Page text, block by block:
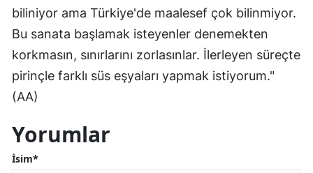
Muş
Nevşehir
Niğde
biliniyor ama Türkiye'de maalesef çok bilinmiyor.
Bu sanata başlamak isteyenler denemekten
korkmasın, sınırlarını zorlasınlar. İlerleyen süreçte
pirinçle farklı süs eşyaları yapmak istiyorum."
(AA)
Yorumlar
İsim*